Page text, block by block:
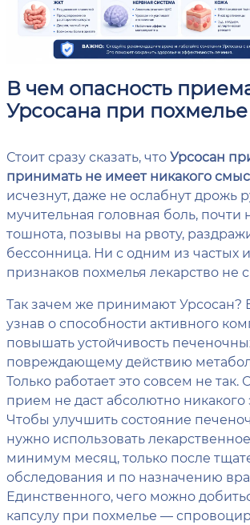
В чем опасность
Урсосана при похмелье
Стоит сразу сказать, чтоУрсосан
принимать не имеет никакого
исчезнут, даже не ослабнут дрожь
мучительная головная боль, почти
тошнота, позывы на рвоту,
бессонница. Ни с одним из частых
признаков похмелья лекарство не
Так зачем же принимают Урсосан?
узнав о способности активного
повышать устойчивость
повреждающему действию
Только работает это совсем не
прием не даст абсолютно никакого
Чтобы улучшить состояние
нужно использовать
минимум месяц, только после
обследования и по назначению
Единственного, чего можно
капсулу при похмелье —